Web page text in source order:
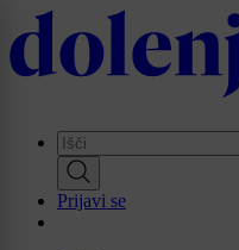
Skip
to
main
Prijavi se